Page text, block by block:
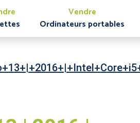
Vendre
Ordinateurs portables